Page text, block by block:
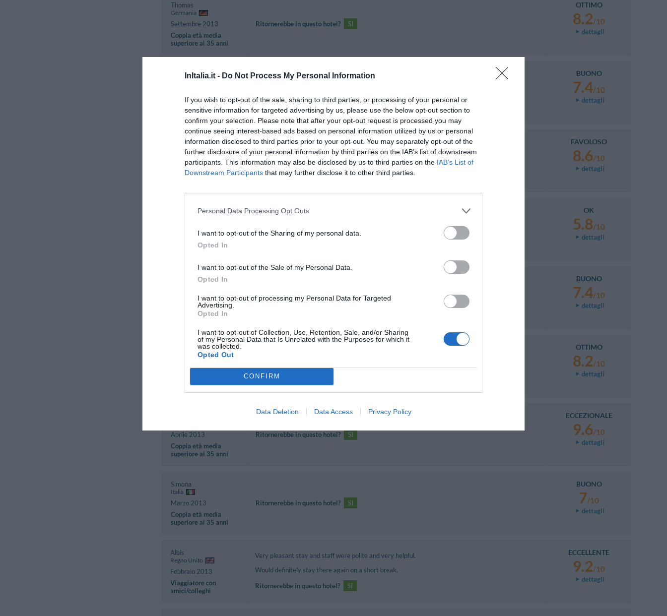
InItalia.it - Do Not Process My Personal Information
If you wish to opt-out of the sale, sharing to third parties, or processing of your personal or
sensitive information for targeted advertising by us, please use the below opt-out section to
confirm your selection. Please note that after your opt-out request is processed you may
continue seeing interest-based ads based on personal information utilized by us or personal
information disclosed to third parties prior to your opt-out. You may separately opt-out of the
further disclosure of your personal information by third parties on the IAB’s list of downstream
participants. This information may also be disclosed by us to third parties on the IAB’s List of
Downstream Participants that may further disclose it to other third parties.
Personal Data Processing Opt Outs
I want to opt-out of the Sharing of my personal data.
Opted In
I want to opt-out of the Sale of my Personal Data.
Opted In
I want to opt-out of processing my Personal Data for Targeted
Advertising.
Opted In
I want to opt-out of Collection, Use, Retention, Sale, and/or Sharing
of my Personal Data that Is Unrelated with the Purposes for which it
was collected.
Opted Out
CONFIRM
Data Deletion Data Access Privacy Policy
Thomas
Germania
Settembre 2013
Coppia età media
superiore ai 35 anni
Ritornerebbe in questo hotel? SI
OTTIMO
8.2/10
dettagli
Liutauras
Famiglia con figli
piccoli
BUONO
7.4/10
dettagli
Domenico
Maggio 2013
Famiglia con figli
Ritornerebbe in questo hotel? SI
FAVOLOSO
8.6/10
dettagli
Aprile 2013
superiore ai 35 anni
Ritornerebbe in questo hotel? NON SO
OK
5.8/10
dettagli
Aprile 2013
Viaggiatore Singolo
Ritornerebbe in questo hotel? SI
BUONO
7.4/10
dettagli
Aprile 2013
Business
Ritornerebbe in questo hotel? SI
OTTIMO
8.2/10
dettagli
Aprile 2013
Coppia età media
superiore ai 35 anni
Ritornerebbe in questo hotel? SI
ECCEZIONALE
9.6/10
dettagli
Simona
Italia
Marzo 2013
Coppia età media
superiore ai 35 anni
Ritornerebbe in questo hotel? SI
BUONO
7/10
dettagli
Albis
Regno Unito
Febbraio 2013
Viaggiatore con
amici/colleghi
Very pleasant stay and staff were polite and very helpful.
Would definitely stay there again on a short break.
Ritornerebbe in questo hotel?
SI
ECCELLENTE
9.2/10
dettagli